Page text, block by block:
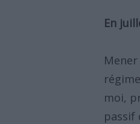
En
moi,
passif